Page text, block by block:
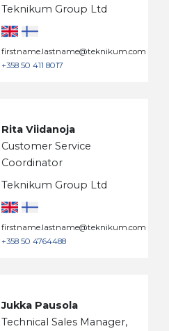
Teknikum Group Ltd
firstname.lastname@teknikum.com
+358 50 411 8017
Rita Viidanoja
Customer Service
Coordinator
Teknikum Group Ltd
firstname.lastname@teknikum.com
+358 50 4764488
Jukka Pausola
Technical Sales Manager,